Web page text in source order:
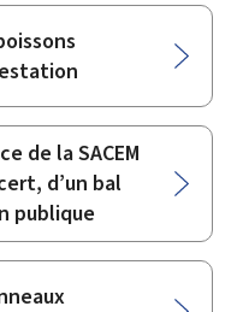
de la SACEM
d’un bal
publique